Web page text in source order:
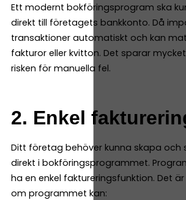
Ett modernt bokföringsprogram ska
direkt till företagets bankkonto. Då
transaktioner automatiskt och kan
fakturor eller kvitton. Det sparar
risken för manuella fel.
2. Enkel
Ditt företag behöver kunna skapa och
direkt i bokföringsprogrammet.
ha en enkel faktureringsfunktion. Det
om programmet kan: